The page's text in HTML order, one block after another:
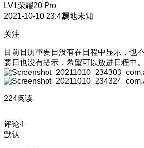
LV1荣耀20 Pro
2021-10-10 23:42属地未知
关注
目前日历重要日没有在日程中显示，也
要日也没有提示，希望可以放进日程中。
224阅读
评论4
默认